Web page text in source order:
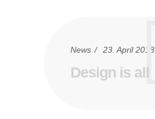
News 23. April 2018
Design is all